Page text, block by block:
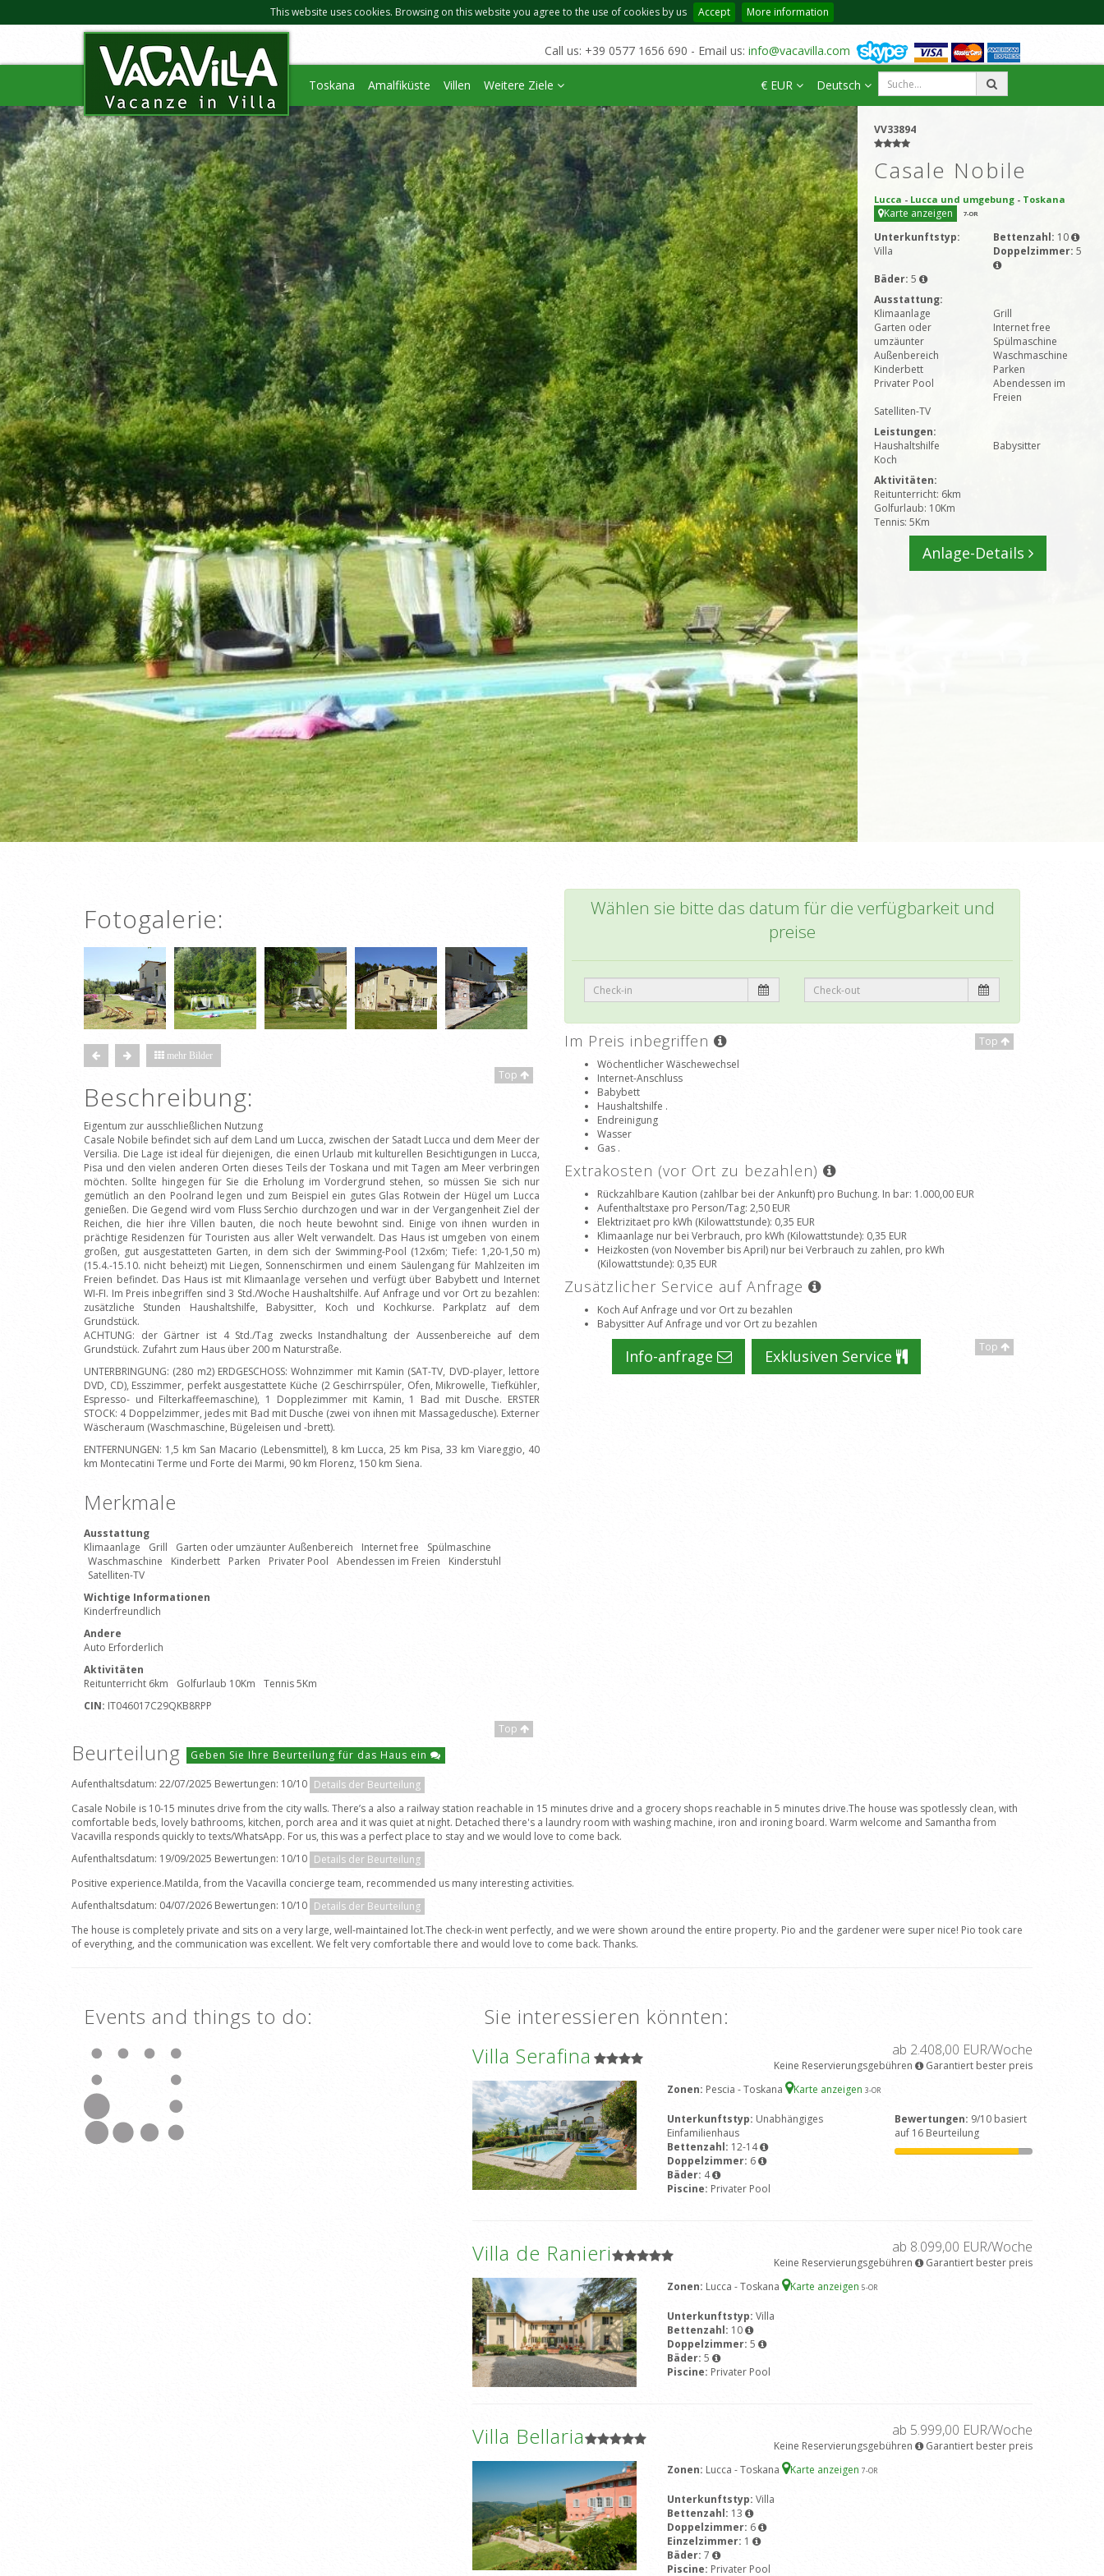
This website uses cookies. Browsing on this website you agree to the use of cookies by us Accept More information
Call us: +39 0577 1656 690 - Email us: info@vacavilla.com
Toskana Amalfiküste Villen Weitere Ziele € EUR Deutsch
VV33894
Casale Nobile
Lucca - Lucca und umgebung - Toskana
Karte anzeigen 7-OR
Unterkunftstyp:
Villa
Bettenzahl: 10
Doppelzimmer: 5
Bäder: 5
Ausstattung:
Klimaanlage
Grill
Garten oder
umzäunter
Außenbereich
Internet free
Spülmaschine
Waschmaschine
Kinderbett
Parken
Privater Pool
Abendessen im
Freien
Satelliten-TV
Leistungen:
Haushaltshilfe
Babysitter
Koch
Aktivitäten:
Reitunterricht: 6km
Golfurlaub: 10Km
Tennis: 5Km
Anlage-Details
Fotogalerie:
mehr Bilder
Top
Beschreibung:
Eigentum zur ausschließlichen Nutzung
Casale Nobile befindet sich auf dem Land um Lucca, zwischen der Satadt Lucca und dem Meer der
Versilia. Die Lage ist ideal für diejenigen, die einen Urlaub mit kulturellen Besichtigungen in Lucca,
Pisa und den vielen anderen Orten dieses Teils der Toskana und mit Tagen am Meer verbringen
möchten. Sollte hingegen für Sie die Erholung im Vordergrund stehen, so müssen Sie sich nur
gemütlich an den Poolrand legen und zum Beispiel ein gutes Glas Rotwein der Hügel um Lucca
genießen. Die Gegend wird vom Fluss Serchio durchzogen und war in der Vergangenheit Ziel der
Reichen, die hier ihre Villen bauten, die noch heute bewohnt sind. Einige von ihnen wurden in
prächtige Residenzen für Touristen aus aller Welt verwandelt. Das Haus ist umgeben von einem
großen, gut ausgestatteten Garten, in dem sich der Swimming-Pool (12x6m; Tiefe: 1,20-1,50 m)
(15.4.-15.10. nicht beheizt) mit Liegen, Sonnenschirmen und einem Säulengang für Mahlzeiten im
Freien befindet. Das Haus ist mit Klimaanlage versehen und verfügt über Babybett und Internet
WI-FI. Im Preis inbegriffen sind 3 Std./Woche Haushaltshilfe. Auf Anfrage und vor Ort zu bezahlen:
zusätzliche Stunden Haushaltshilfe, Babysitter, Koch und Kochkurse. Parkplatz auf dem
Grundstück.
ACHTUNG: der Gärtner ist 4 Std./Tag zwecks Instandhaltung der Aussenbereiche auf dem
Grundstück. Zufahrt zum Haus über 200 m Naturstraße.
UNTERBRINGUNG: (280 m2) ERDGESCHOSS: Wohnzimmer mit Kamin (SAT-TV, DVD-player, lettore
DVD, CD), Esszimmer, perfekt ausgestattete Küche (2 Geschirrspüler, Ofen, Mikrowelle, Tiefkühler,
Espresso- und Filterkaffeemaschine), 1 Dopplezimmer mit Kamin, 1 Bad mit Dusche. ERSTER
STOCK: 4 Doppelzimmer, jedes mit Bad mit Dusche (zwei von ihnen mit Massagedusche). Externer
Wäscheraum (Waschmaschine, Bügeleisen und -brett).
ENTFERNUNGEN: 1,5 km San Macario (Lebensmittel), 8 km Lucca, 25 km Pisa, 33 km Viareggio, 40
km Montecatini Terme und Forte dei Marmi, 90 km Florenz, 150 km Siena.
Merkmale
Ausstattung
Klimaanlage
Grill Garten oder umzäunter Außenbereich Internet free
Spülmaschine
Waschmaschine
Kinderbett Parken Privater Pool Abendessen im Freien
Kinderstuhl
Satelliten-TV
Wichtige Informationen
Kinderfreundlich
Andere
Auto Erforderlich
Aktivitäten
Reitunterricht 6km
Golfurlaub 10Km
Tennis 5Km
CIN: IT046017C29QKB8RPP
Top
Wählen sie bitte das datum für die verfügbarkeit und
preise
Top
Im Preis inbegriffen
Wöchentlicher Wäschewechsel
Internet-Anschluss
Babybett
Haushaltshilfe .
Endreinigung
Wasser
Gas .
Extrakosten (vor Ort zu bezahlen)
Rückzahlbare Kaution (zahlbar bei der Ankunft) pro Buchung. In bar: 1.000,00 EUR
Aufenthaltstaxe pro Person/Tag: 2,50 EUR
Elektrizitaet pro kWh (Kilowattstunde): 0,35 EUR
Klimaanlage nur bei Verbrauch, pro kWh (Kilowattstunde): 0,35 EUR
Heizkosten (von November bis April) nur bei Verbrauch zu zahlen, pro kWh
(Kilowattstunde): 0,35 EUR
Zusätzlicher Service auf Anfrage
Koch Auf Anfrage und vor Ort zu bezahlen
Babysitter Auf Anfrage und vor Ort zu bezahlen
Top
Info-anfrage Exklusiven Service
Beurteilung Geben Sie Ihre Beurteilung für das Haus ein
Aufenthaltsdatum: 22/07/2025 Bewertungen: 10/10 Details der Beurteilung
Casale Nobile is 10-15 minutes drive from the city walls. There’s a also a railway station reachable in 15 minutes drive and a grocery shops reachable in 5 minutes drive.The house was spotlessly clean, with
comfortable beds, lovely bathrooms, kitchen, porch area and it was quiet at night. Detached there's a laundry room with washing machine, iron and ironing board. Warm welcome and Samantha from
Vacavilla responds quickly to texts/WhatsApp. For us, this was a perfect place to stay and we would love to come back.
Aufenthaltsdatum: 19/09/2025 Bewertungen: 10/10 Details der Beurteilung
Positive experience.Matilda, from the Vacavilla concierge team, recommended us many interesting activities.
Aufenthaltsdatum: 04/07/2026 Bewertungen: 10/10 Details der Beurteilung
The house is completely private and sits on a very large, well-maintained lot.The check-in went perfectly, and we were shown around the entire property. Pio and the gardener were super nice! Pio took care
of everything, and the communication was excellent. We felt very comfortable there and would love to come back. Thanks.
Events and things to do:
Sie interessieren könnten:
Villa Serafina
ab 2.408,00 EUR/Woche
Keine Reservierungsgebühren
Garantiert bester preis
Zonen: Pescia - Toskana Karte anzeigen 3-OR
Unterkunftstyp: Unabhängiges
Einfamilienhaus
Bettenzahl: 12-14
Doppelzimmer: 6
Bäder: 4
Piscine: Privater Pool
Bewertungen: 9/10 basiert
auf 16 Beurteilung
Villa de Ranieri ab 8.099,00 EUR/Woche
Keine Reservierungsgebühren
Garantiert bester preis
Zonen: Lucca - Toskana Karte anzeigen 5-OR
Unterkunftstyp: Villa
Bettenzahl: 10
Doppelzimmer: 5
Bäder: 5
Piscine: Privater Pool
Villa Bellaria ab 5.999,00 EUR/Woche
Keine Reservierungsgebühren
Garantiert bester preis
Zonen: Lucca - Toskana Karte anzeigen 7-OR
Unterkunftstyp: Villa
Bettenzahl: 13
Doppelzimmer: 6
Einzelzimmer: 1
Bäder: 7
Piscine: Privater Pool